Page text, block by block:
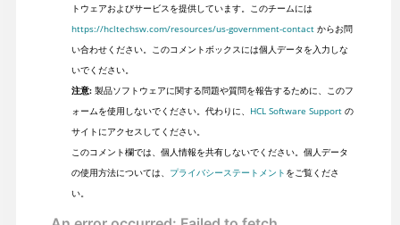
トウェアおよびサービスを提供しています。このチームには
https://hcltechsw.com/resources/us-government-contactからお問
い合わせください。このコメントボックスには個人データを入力しな
いでください。
注意:製品ソフトウェアに関する問題や質問を報告するために、このフ
ォームを使用しないでください。代わりに、 HCL Software Supportの
サイトにアクセスしてください。
このコメント欄では、個人情報を共有しないでください。個人データ
の使用方法については、 プライバシーステートメント をご覧くださ
い。